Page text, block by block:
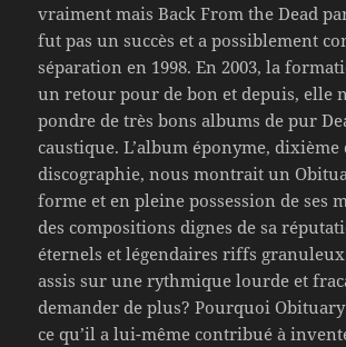
vraiment mais Back From the Dead
fut pas un succès et a possiblement
séparation en 1998. En 2003, la
un retour pour de bon et depuis, elle
pondre de très bons albums de pur
caustique. L’album éponyme, dixième
discographie, nous montrait un
forme et en pleine possession de ses
des compositions dignes de sa
éternels et légendaires riffs granuleux
assis sur une rythmique lourde et
demander de plus? Pourquoi
ce qu’il a lui-même contribué à